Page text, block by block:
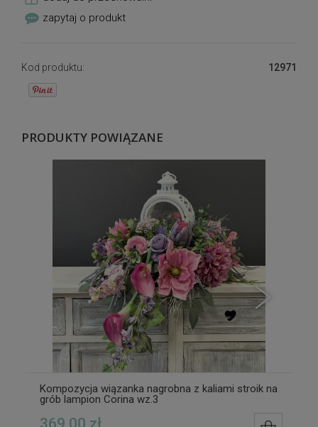
zapytaj o produkt
Kod produktu: 12971
PRODUKTY POWIĄZANE
Kompozycja wiązanka nagrobna z kaliami stroik na
grób lampion Corina wz.3
369,00 zł